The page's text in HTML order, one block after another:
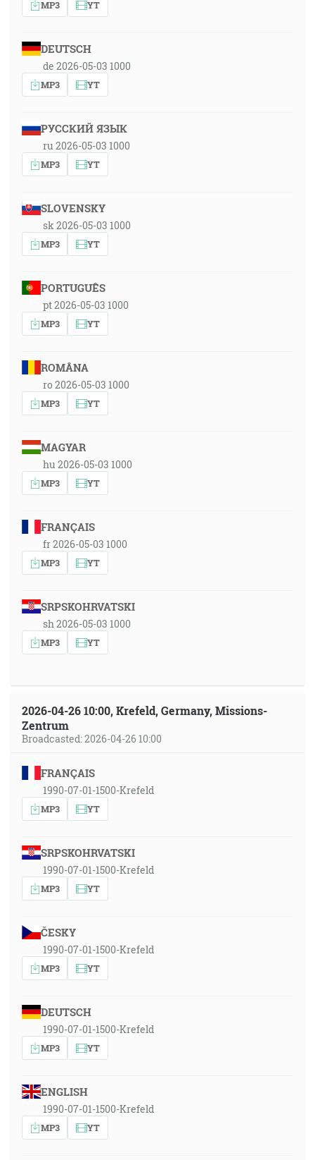
MP3 YT
DEUTSCH
de 2026-05-03 1000
MP3 YT
РУССКИЙ ЯЗЫК
ru 2026-05-03 1000
MP3 YT
SLOVENSKY
sk 2026-05-03 1000
MP3 YT
PORTUGUÊS
pt 2026-05-03 1000
MP3 YT
ROMÂNA
ro 2026-05-03 1000
MP3 YT
MAGYAR
hu 2026-05-03 1000
MP3 YT
FRANÇAIS
fr 2026-05-03 1000
MP3 YT
SRPSKOHRVATSKI
sh 2026-05-03 1000
MP3 YT
2026-04-26 10:00, Krefeld, Germany, Missions-
Zentrum
Broadcasted: 2026-04-26 10:00
FRANÇAIS
1990-07-01-1500-Krefeld
MP3 YT
SRPSKOHRVATSKI
1990-07-01-1500-Krefeld
MP3 YT
ČESKY
1990-07-01-1500-Krefeld
MP3 YT
DEUTSCH
1990-07-01-1500-Krefeld
MP3 YT
ENGLISH
1990-07-01-1500-Krefeld
MP3 YT